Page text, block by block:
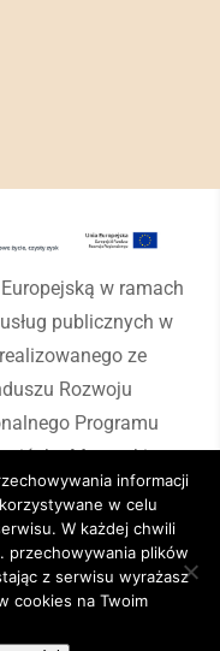
w ramach
publicznych w
ze
Rozwoju
Programu
Mazurskiego
Kościelny
informacji
w celu
W każdej chwili
przechowywania plików
z serwisu wyrażasz
cookies na Twoim